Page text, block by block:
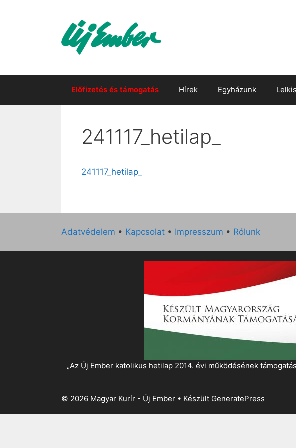
Előfizetés és támogatás Hírek Egyházunk
241117_hetilap_
241117_hetilap_
Adatvédelem • Kapcsolat • Impresszum • Rólunk
„Az Új Ember katolikus hetilap 2014. évi működésének
© 2026 Magyar Kurír - Új Ember • Készült GeneratePress